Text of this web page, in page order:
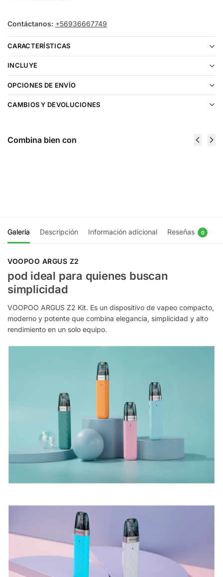
Contáctanos: +56936667749
CARACTERÍSTICAS
INCLUYE
OPCIONES DE ENVÍO
CAMBIOS Y DEVOLUCIONES
Combina bien con
Galería Descripción Información adicional Reseñas 0
VOOPOO ARGUS Z2
pod ideal para quienes buscan
simplicidad
VOOPOO ARGUS Z2 Kit. Es un dispositivo de vapeo compacto,
moderno y potente que combina elegancia, simplicidad y alto
rendimiento en un solo equipo.